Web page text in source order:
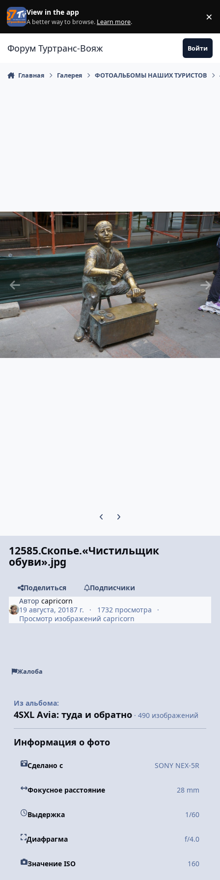
Перейти к содержанию
View in the app
A better way to browse. Learn more. ×
Форум Туртранс-Вояж Войти
Главная Галерея ФОТОАЛЬБОМЫ НАШИХ ТУРИСТОВ
Предыдущий слайд карусели
Следующий слайд карусели
12585.Скопье.«Чистильщик
обуви».jpg
Поделиться
Подписчики
Авторcapricorn
19 августа, 20187 г.
1732 просмотра
Просмотр изображений capricorn
Жалоба
Из альбома:
4SXL Avia: туда и обратно · 490 изображений
Информация о фото
Сделано с SONY NEX-5R
Фокусное расстояние 28 mm
Выдержка 1/60
Диафрагма f/4.0
Значение ISO 160